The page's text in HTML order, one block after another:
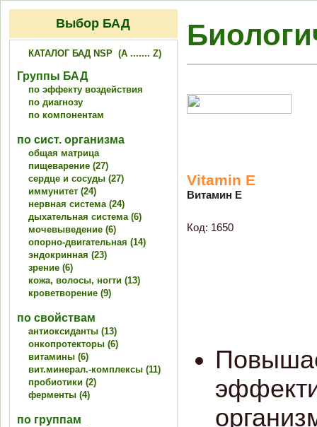
Выбор БАД
КАТАЛОГ БАД NSP (A ....... Z)
Группы БАД
по эффекту воздействия
по диагнозу
по компонентам
по сист. организма
общая матрица
пищеварение (27)
сердце и сосуды (27)
иммунитет (24)
нервная система (24)
дыхательная система (6)
мочевыведение (6)
опорно-двигательная (14)
эндокринная (23)
зрение (6)
кожа, волосы, ногти (13)
кроветворение (9)
по свойствам
антиоксиданты (13)
онкопротекторы (6)
витамины (6)
вит.минерал.-комплексы (11)
пробиотики (2)
ферменты (4)
по группам
Vitamin Е
Витамин Е
Код: 1650